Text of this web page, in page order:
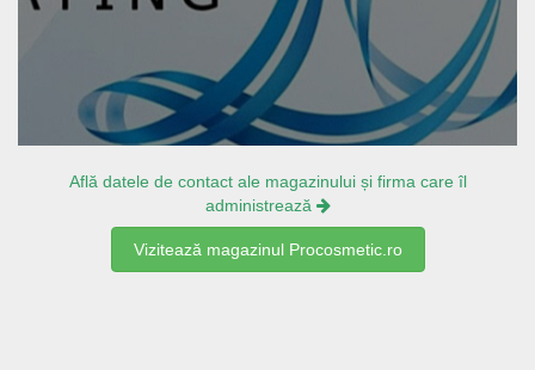
Află datele de contact ale magazinului și firma care îl
administrează
Vizitează magazinul Procosmetic.ro